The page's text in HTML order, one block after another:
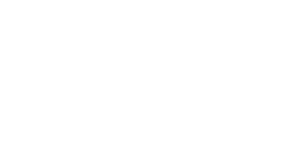
dan Penyelesaian Transaksi
diterbitkan pada tahun 2018.